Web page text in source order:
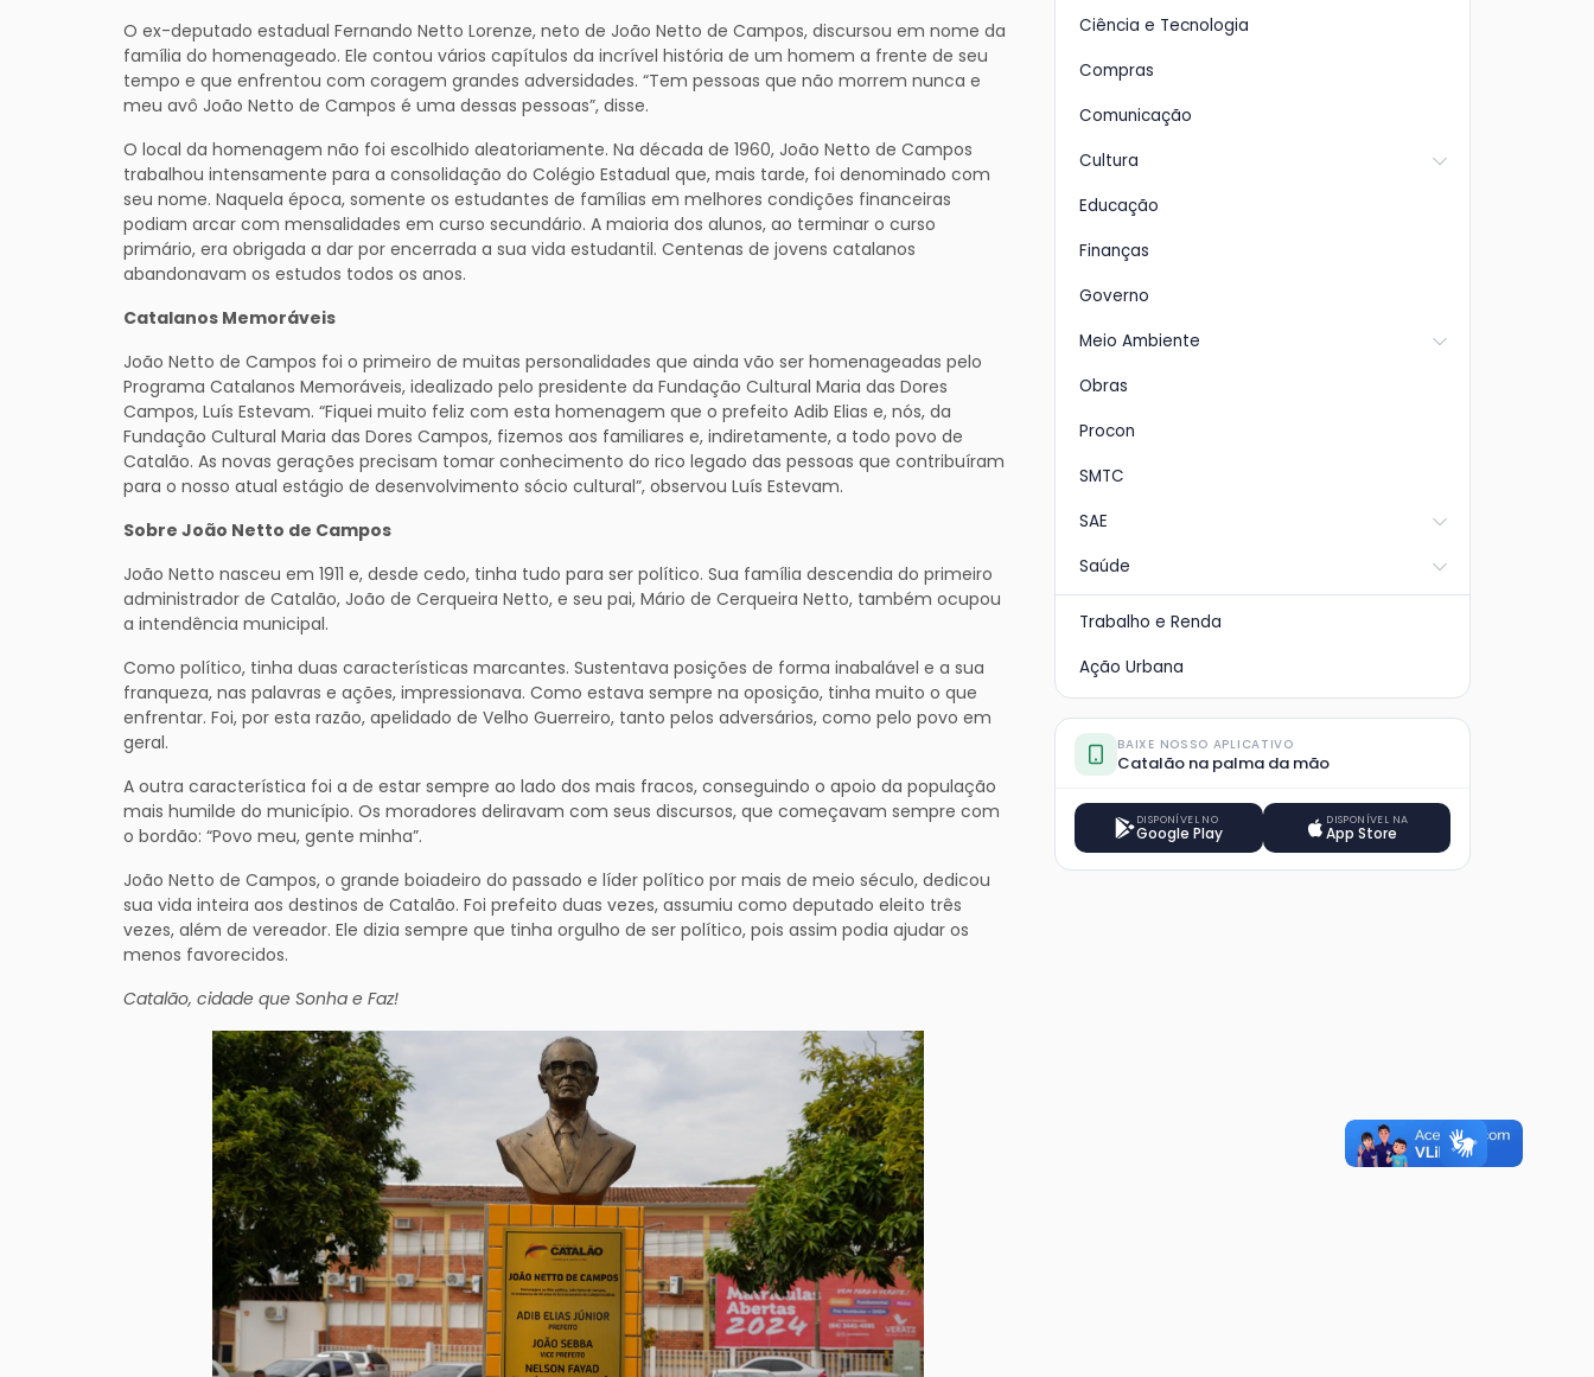
O ex-deputado estadual Fernando Netto Lorenze, neto de João Netto de Campos, discursou em nome da
família do homenageado. Ele contou vários capítulos da incrível história de um homem a frente de seu
tempo e que enfrentou com coragem grandes adversidades. “Tem pessoas que não morrem nunca e
meu avô João Netto de Campos é uma dessas pessoas”, disse.
O local da homenagem não foi escolhido aleatoriamente. Na década de 1960, João Netto de Campos
trabalhou intensamente para a consolidação do Colégio Estadual que, mais tarde, foi denominado com
seu nome. Naquela época, somente os estudantes de famílias em melhores condições financeiras
podiam arcar com mensalidades em curso secundário. A maioria dos alunos, ao terminar o curso
primário, era obrigada a dar por encerrada a sua vida estudantil. Centenas de jovens catalanos
abandonavam os estudos todos os anos.
Catalanos Memoráveis
João Netto de Campos foi o primeiro de muitas personalidades que ainda vão ser homenageadas pelo
Programa Catalanos Memoráveis, idealizado pelo presidente da Fundação Cultural Maria das Dores
Campos, Luís Estevam. “Fiquei muito feliz com esta homenagem que o prefeito Adib Elias e, nós, da
Fundação Cultural Maria das Dores Campos, fizemos aos familiares e, indiretamente, a todo povo de
Catalão. As novas gerações precisam tomar conhecimento do rico legado das pessoas que contribuíram
para o nosso atual estágio de desenvolvimento sócio cultural”, observou Luís Estevam.
Sobre João Netto de Campos
João Netto nasceu em 1911 e, desde cedo, tinha tudo para ser político. Sua família descendia do primeiro
administrador de Catalão, João de Cerqueira Netto, e seu pai, Mário de Cerqueira Netto, também ocupou
a intendência municipal.
Como político, tinha duas características marcantes. Sustentava posições de forma inabalável e a sua
franqueza, nas palavras e ações, impressionava. Como estava sempre na oposição, tinha muito o que
enfrentar. Foi, por esta razão, apelidado de Velho Guerreiro, tanto pelos adversários, como pelo povo em
geral.
A outra característica foi a de estar sempre ao lado dos mais fracos, conseguindo o apoio da população
mais humilde do município. Os moradores deliravam com seus discursos, que começavam sempre com
o bordão: “Povo meu, gente minha”.
João Netto de Campos, o grande boiadeiro do passado e líder político por mais de meio século, dedicou
sua vida inteira aos destinos de Catalão. Foi prefeito duas vezes, assumiu como deputado eleito três
vezes, além de vereador. Ele dizia sempre que tinha orgulho de ser político, pois assim podia ajudar os
menos favorecidos.
Catalão, cidade que Sonha e Faz!
Ciência e Tecnologia
Compras
Comunicação
Cultura
Educação
Finanças
Governo
Meio Ambiente
Obras
Procon
SMTC
SAE
Saúde
Trabalho e Renda
Ação Urbana
BAIXE NOSSO APLICATIVO
Catalão na palma da mão
DISPONÍVEL NO
Google Play
DISPONÍVEL NA
App Store